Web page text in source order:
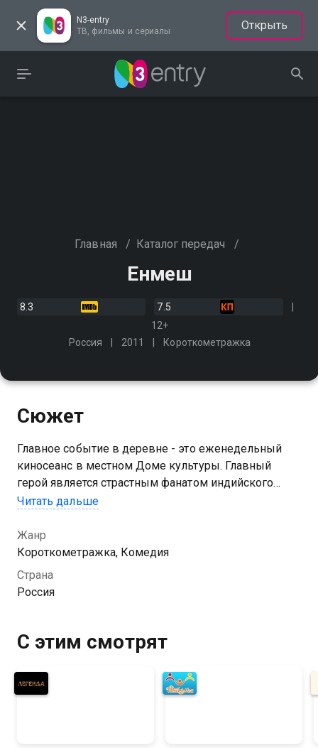
N3-entry
ТВ, фильмы и сериалы
Открыть
Главная / Каталог передач /
Енмеш
8.3
7.5
12+
Россия
2011 Короткометражка
Сюжет
Главное событие в деревне - это еженедельный
киносеанс в местном Доме культуры. Главный
герой является страстным фанатом индийского
кино. Но попасть на просмотр новой ленты совсем
Читать дальше
Жанр
Короткометражка, Комедия
Страна
Россия
С этим смотрят